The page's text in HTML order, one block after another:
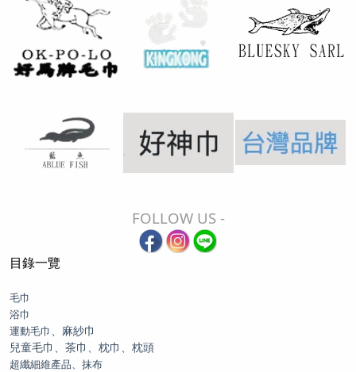
FOLLOW US -
目錄一覽
毛巾
浴巾
運動毛巾
、麻紗巾
兒童毛巾、茶巾、枕巾、枕頭
超纖細維產品、抹布